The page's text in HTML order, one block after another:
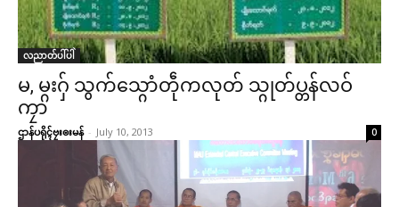
လညာတ်ပါ်ပါဲ
မ, မ္ဂးဂှ် သွက်သ္ဂောံတဵုကလုတ် သ္ဂုတ်ပ္တန်လဝ်
ကၠာ
ဌာန်ပရိုၚ်ဗၠးၜးမန် - July 10, 2013 0